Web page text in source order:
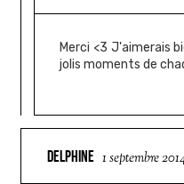
Merci <3 J'aimerais
jolis moments de
DELPHINE 1 septembre